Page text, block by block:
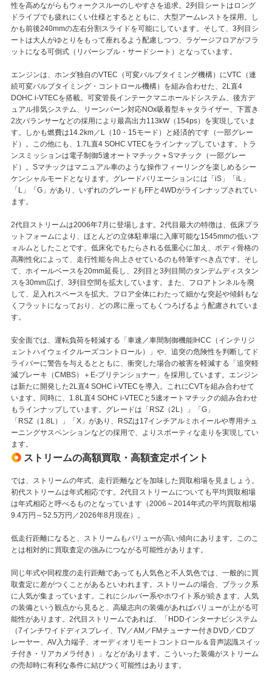
性を高めながらもウォークスルーのしやすさを追求。2列目シートはロング
ドライブでも疲れにくい仕様とするとともに、大型アームレストを採用。し
かも前後240mmの左右分割スライドを可能にしています。そして、3列目シ
ートは大人がゆとりをもって座れるよう配慮しつつ、ラゲージフロアがフラ
ットになる可倒式（リバーシブル・サードシート）となっています。
エンジンは、ホンダ独自のVTEC（可変バルブタイミング機構）にVTC（連
続可変バルブタイミング・コントロール機構）を組み合わせた、2L直4
DOHC i-VTECを搭載。可変管長インテークマニホールドシステム、後方デ
ュアル排気システム、リーンバーン対応NOx吸着型キャタライザー、下置き
2次バランサーなどの採用により最高出力113kW（154ps）を実現していま
す。しかも燃費は14.2km／L（10・15モード）と経済的です（一部グレー
ド）。この他にも、1.7L直4 SOHC VTECをラインナップしています。トラ
ンスミッションは電子制御5速オートマチック＋Sマチック（一部グレー
ド）。Sマチックはマニュアル車のような操作フィーリングを楽しめるシー
ケンシャルモードとなります。グレードバリエーションには「iS」「iL」
「L」「G」があり、いずれのグレードもFFと4WDがラインナップされてい
ます。
2代目ストリームは2006年7月に登場します。2代目最大の特徴は、低床プラ
ットフォームにより、ほとんどの立体駐車場に入庫可能な1545mmの低いフ
ォルムとしたことです。低床化でもたらされる低重心に加え、ボディ骨格の
高剛性化によって、走行性能を向上させているのも特筆すべき点です。そし
て、ホイールベースを20mm延長し、2列目と3列目間のタンデムディスタン
スを30mm広げ、3列目空間を拡大しています。また、フロアトンネルを廃
して、足入れスペースを拡大。フロア全体にわたって細かな突起や傾斜もな
くフラットになっており、どの席に座ってもくつろげるよう配慮されていま
す。
安全面では、運転負荷を軽減する「車速／車間制御機能IHCC（インテリジ
ェントハイウェイクルーズコントロール）」や、追突の危険性を判断してド
ライバーに警告を与えるとともに、衝突した場合の被害を軽減する「追突軽
減ブレーキ（CMBS）＋E-プリテンショナー」を採用しています。エンジン
は新たに開発した2L直4 SOHC i-VTECを導入。これにCVTを組み合わせて
います。同時に、1.8L直4 SOHC i-VTECと5速オートマチックの組み合わせ
もラインナップしています。グレードは「RSZ（2L）」「G」
「RSZ（1.8L）」「X」があり、RSZは17インチアルミホイールや専用チュ
ーニングサスペンションなどの採用で、よりスポーティな走りを実現してい
ます。
ストリームの高額買取・高額査定ポイント
では、ストリームの年式、走行距離などを加味した買取相場を見ましょう。
初代ストリームは年式相応です。2代目ストリームについても平均買取相場
は年式相応と呼べるものとなっています（2006～2014年式の平均買取相場
9.4万円～52.5万円／2026年8月現在）。
低走行距離になると、ストリームもバリューが高い傾向にあります。このこ
とは相対的に買取査定の強みにつながる可能性があります。
同じ年式や同程度の走行距離であっても人気色と不人気色では、一般的に買
取査定に差がつくことがあるといわれます。ストリームの場合、ブラック系
に人気が集まっています。これにシルバー系やホワイト系が続きます。人気
の装備という観点から見ると、高級志向の装備があればバリューが上がる可
能性があります。2代目ストリームであれば、「HDDインターナビシステム
（7インチワイドディスプレイ、TV／AM／FMチューナー付きDVD／CDプ
レーヤー、AV入力端子、オーディオリモートコントロール＆音声認識スイッ
チ付き・リアカメラ付き）」などがあります。こういった装備がストリーム
の売却時に有利な条件に結びつく可能性はあります。